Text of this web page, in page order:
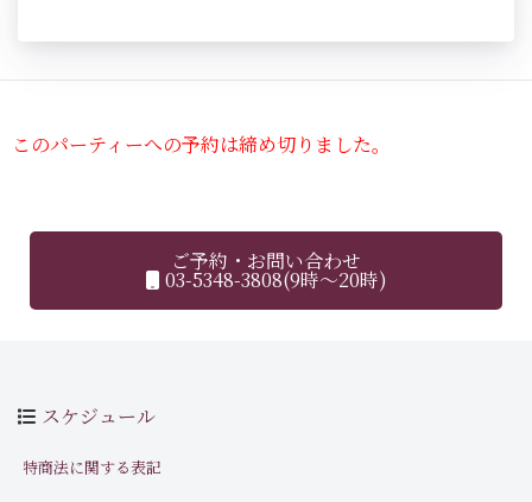
このパーティーへの予約は締め切りました。
ご予約・お問い合わせ
03-5348-3808(9時～20時)
スケジュール
特商法に関する表記